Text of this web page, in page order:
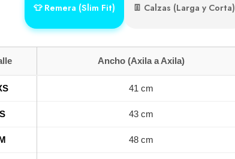
👕 Remera (Slim Fit) 👖 Calzas (Larga y Corta)
Ancho (Axila a Axila)
41 cm
43 cm
48 cm